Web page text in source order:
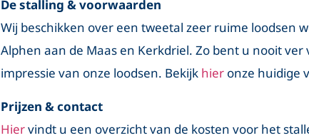
De stalling & voorwaarden
Wij beschikken over een tweetal zeer ruime loodsen
Alphen aan de Maas en Kerkdriel. Zo bent u nooit
impressie van onze loodsen. Bekijk hier onze huidige
Prijzen & contact
Hiervindt u een overzicht van de kosten voor het